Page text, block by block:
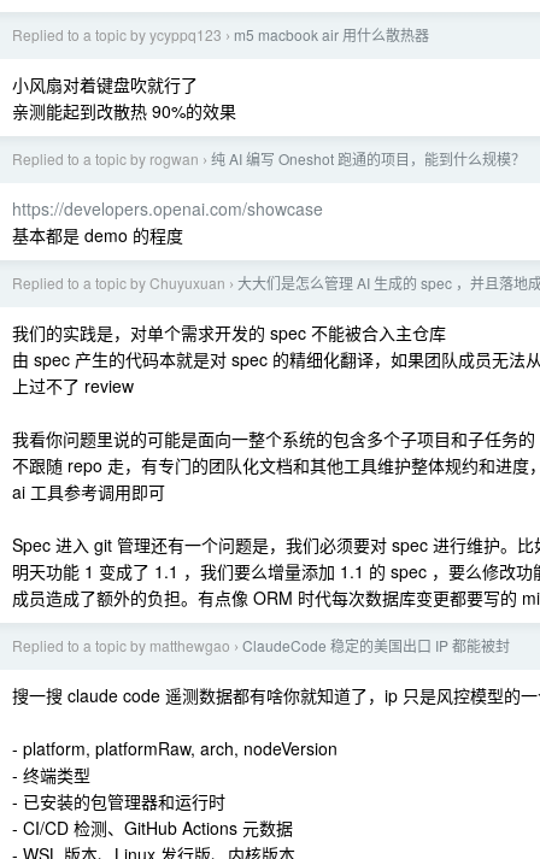
Replied to a topic by ycyppq123 › m5 macbook air 用什么散热器
小风扇对着键盘吹就行了
亲测能起到改散热 90%的效果
Replied to a topic by rogwan › 纯 AI 编写 Oneshot 跑通的项目，能到什么规模？
https://developers.openai.com/showcase
基本都是 demo 的程度
Replied to a topic by Chuyuxuan › 大大们是怎么管理 AI 生成的 spec ，并且落地
我们的实践是，对单个需求开发的 spec 不能被合入主仓库
由 spec 产生的代码本就是对 spec 的精细化翻译，如果团队成员无法
上过不了 review
我看你问题里说的可能是面向一整个系统的包含多个子项目和子任务
不跟随 repo 走，有专门的团队化文档和其他工具维护整体规约和进度
ai 工具参考调用即可
Spec 进入 git 管理还有一个问题是，我们必须要对 spec 进行维护。
明天功能 1 变成了 1.1 ，我们要么增量添加 1.1 的 spec ，要么修改
成员造成了额外的负担。有点像 ORM 时代每次数据库变更都要写的
Replied to a topic by matthewgao › ClaudeCode 稳定的美国出口 IP 都能被封
搜一搜 claude code 遥测数据都有啥你就知道了，ip 只是风控模型的
- platform, platformRaw, arch, nodeVersion
- 终端类型
- 已安装的包管理器和运行时
- CI/CD 检测、GitHub Actions 元数据
- WSL 版本、Linux 发行版、内核版本